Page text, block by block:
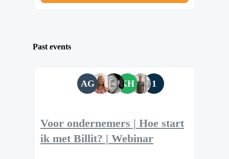
Past events
AG KH 1
Voor ondernemers | Hoe start
ik met Billit? | Webinar